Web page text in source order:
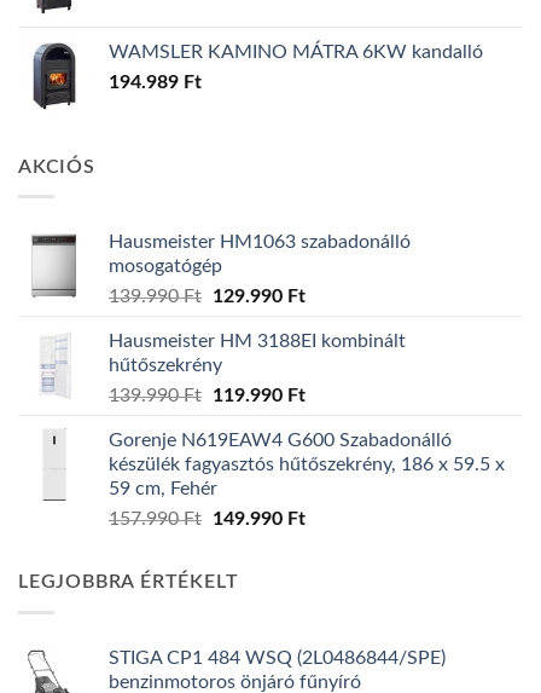
WAMSLER KAMINO MÁTRA 6KW kandalló
194.989 Ft
AKCIÓS
Hausmeister HM1063 szabadonálló
mosogatógép
139.990Ft
Original
was:
139.990 Ft.
129.990 FtCurrent
is:
Hausmeister HM 3188EI kombinált
hűtőszekrény
139.990Ft
Original
was:
139.990 Ft.
119.990 FtCurrent
is:
119.990 Ft.
Gorenje N619EAW4 G600 Szabadonálló
készülék fagyasztós hűtőszekrény, 186 x 59.5 x
59 cm, Fehér
157.990Ft
Original
157.990 Ft.
149.990 FtCurrent
LEGJOBBRA ÉRTÉKELT
STIGA CP1 484 WSQ (2L0486844/SPE)
benzinmotoros önjáró fűnyíró